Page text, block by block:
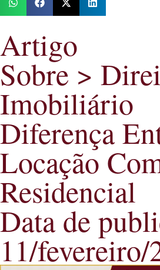
Artigo
Sobre >
Imobiliário
Diferença
Locação
Residencial
Data de
11/fevereiro/